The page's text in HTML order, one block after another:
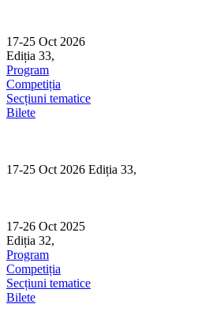
content
17-25 Oct 2026
Ediția 33,
Program
Competiția
Secțiuni tematice
Bilete
17-25 Oct 2026 Ediția 33,
17-26 Oct 2025
Ediția 32,
Program
Competiția
Secțiuni tematice
Bilete